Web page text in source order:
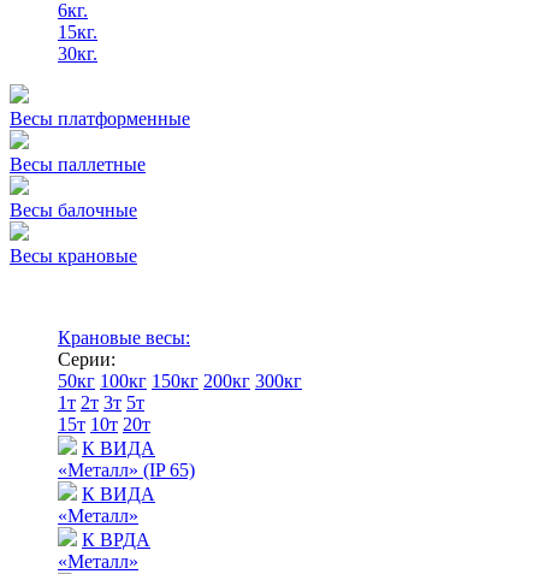
6кг.
15кг.
30кг.
Весы платформенные
Весы паллетные
Весы балочные
Весы крановые
Крановые весы:
Серии:
50кг 100кг 150кг 200кг 300кг
1т 2т 3т 5т
15т 10т 20т
К ВИДА
«Металл» (IP 65)
К ВИДА
«Металл»
К ВРДА
«Металл»